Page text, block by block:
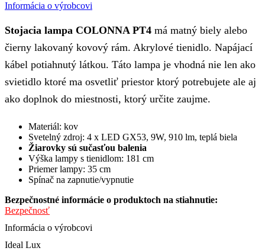
Informácia o výrobcovi
Stojacia lampa COLONNA PT4 má matný biely alebo
čierny lakovaný kovový rám. Akrylové tienidlo. Napájací
kábel potiahnutý látkou. Táto lampa je vhodná nie len ako
svietidlo ktoré ma osvetliť priestor ktorý potrebujete ale aj
ako doplnok do miestnosti, ktorý určite zaujme.
Materiál: kov
Svetelný zdroj: 4 x LED GX53, 9W, 910 lm, teplá biela
Žiarovky sú sučasťou balenia
Výška lampy s tienidlom: 181 cm
Priemer lampy: 35 cm
Spínač na zapnutie/vypnutie
Bezpečnostné informácie o produktoch na stiahnutie:
Bezpečnosť
Informácia o výrobcovi
Ideal Lux